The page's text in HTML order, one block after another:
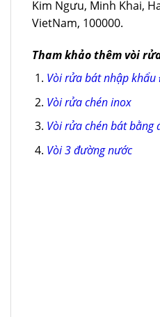
Kim Ngưu, Minh Khai,
VietNam, 100000.
Tham khảo thêm vòi
Vòi rửa bát nhập khẩu
Vòi rửa chén inox
Vòi rửa chén bát bằng
Vòi 3 đường nước